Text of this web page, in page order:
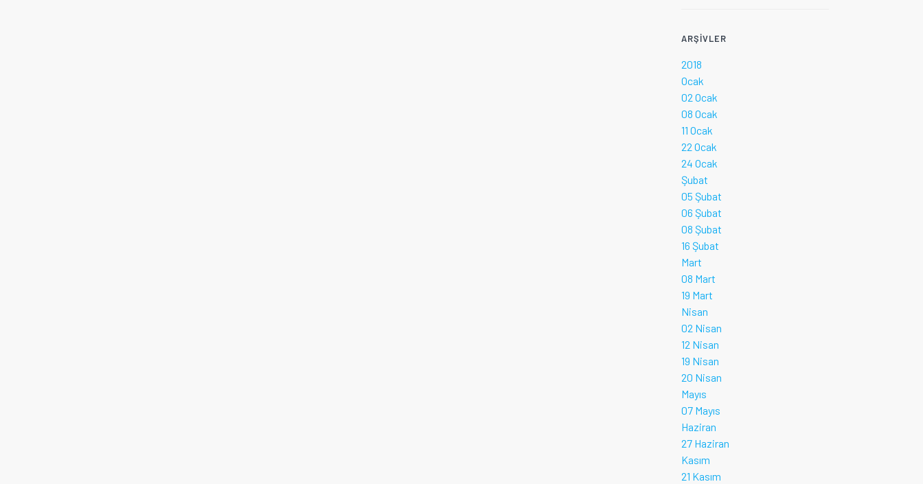
ARŞIVLER
2018
Ocak
02 Ocak
08 Ocak
11 Ocak
22 Ocak
24 Ocak
Şubat
05 Şubat
06 Şubat
08 Şubat
16 Şubat
Mart
08 Mart
19 Mart
Nisan
02 Nisan
12 Nisan
19 Nisan
20 Nisan
Mayıs
07 Mayıs
Haziran
27 Haziran
Kasım
21 Kasım